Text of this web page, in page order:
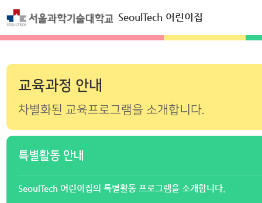
SeoulTech 어린이집
교육과정 안내
차별화된 교육프로그램을소개합니다.
특별활동 안내
SeoulTech 어린이집의특별활동 프로그램을 소개합니다.